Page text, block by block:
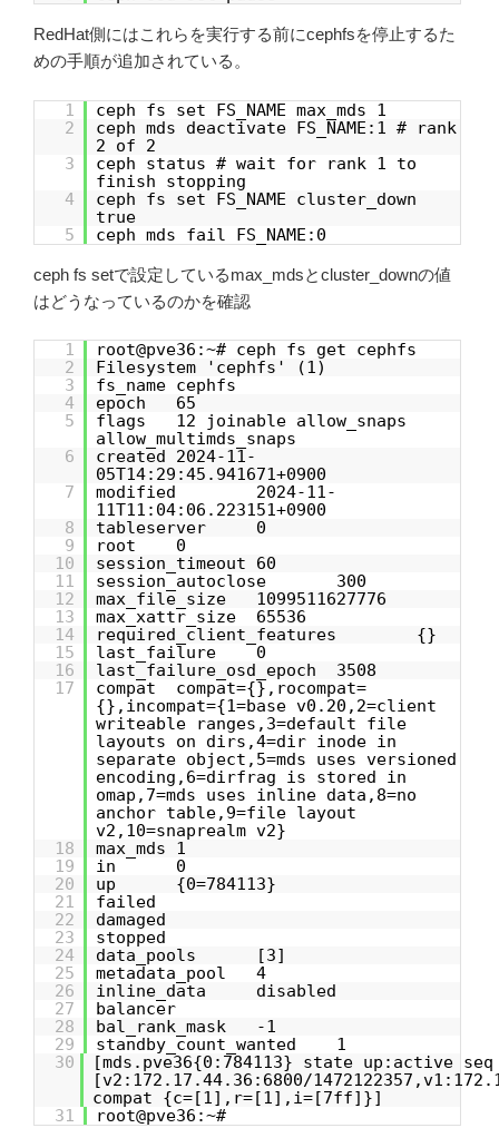
RedHat側にはこれらを実行する前にcephfsを停止するた
めの手順が追加されている。
1
ceph fs set FS_NAME max_mds 1
2
ceph mds deactivate FS_NAME:1 # rank
2 of 2
3
ceph status # wait for rank 1 to
finish stopping
4
ceph fs set FS_NAME cluster_down
true
5
ceph mds fail FS_NAME:0
ceph fs setで設定しているmax_mdsとcluster_downの値
はどうなっているのかを確認
1
root@pve36:~# ceph fs get cephfs
2
Filesystem 'cephfs' (1)
3
fs_name cephfs
4
epoch 65
5
flags 12 joinable allow_snaps
allow_multimds_snaps
6
created 2024-11-
05T14:29:45.941671+0900
7
modified 2024-11-
11T11:04:06.223151+0900
8
tableserver 0
9
root 0
10
session_timeout 60
11
session_autoclose 300
12
max_file_size 1099511627776
13
max_xattr_size 65536
14
required_client_features {}
15
last_failure 0
16
last_failure_osd_epoch 3508
17
compat compat={},rocompat=
{},incompat={1=base v0.20,2=client
writeable ranges,3=default file
layouts on dirs,4=dir inode in
separate object,5=mds uses versioned
encoding,6=dirfrag is stored in
omap,7=mds uses inline data,8=no
anchor table,9=file layout
v2,10=snaprealm v2}
18
max_mds 1
19
in 0
20
up {0=784113}
21
failed
22
damaged
23
stopped
24
data_pools [3]
25
metadata_pool 4
26
inline_data disabled
27
balancer
28
bal_rank_mask -1
29
standby_count_wanted 1
30
[mds.pve36{0:784113} state up:active
[v2:172.17.44.36:6800/
compat {c=[1],r=[1],i=[7ff]}]
31
root@pve36:~#